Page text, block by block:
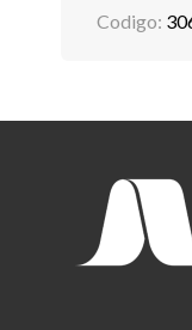
Codigo: